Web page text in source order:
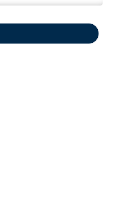
intelligens i